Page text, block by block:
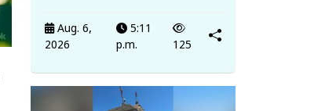
Aug. 6,
2026
5:11
p.m.
125